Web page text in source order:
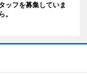
ッフを募集していま
。